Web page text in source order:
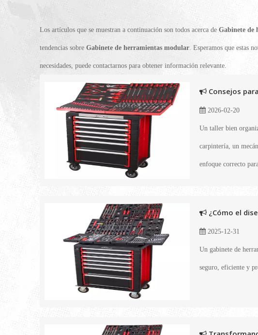
Los artículos que se muestran a continuación son todos acerca de Gabinete de
tendencias sobre Gabinete de herramientas modular. Esperamos que estas
necesidades, puede contactarnos para obtener información relevante.
Consejos
2026-02-20
Un taller bien
carpintería, un
enfoque correcto
¿Cómo el
2025-12-31
Un gabinete de
seguro, eficiente y